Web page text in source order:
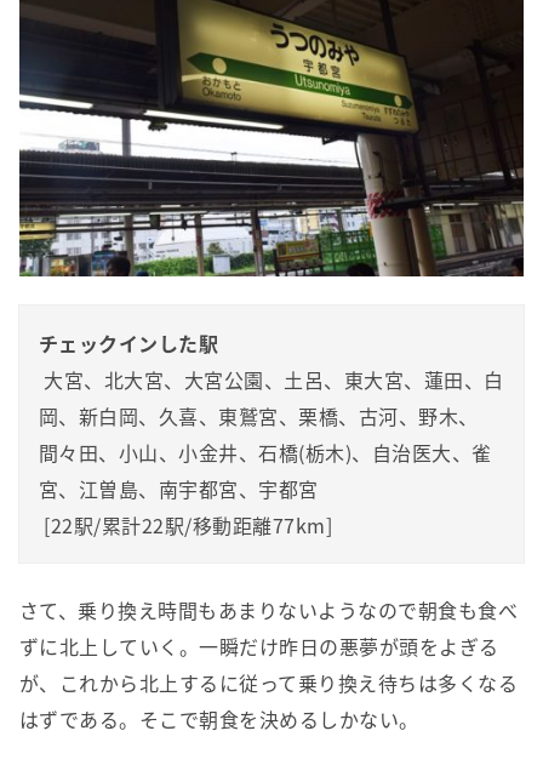
チェックインした駅
岡、新白岡、久喜、東鷲宮、栗橋、古河、野木、
間々田、小山、小金井、石橋(栃木)、自治医大、雀
宮、江曽島、南宇都宮、宇都宮
[22駅/累計22駅/移動距離77km]
さて、乗り換え時間もあまりないようなので朝食も食べ
ずに北上していく。一瞬だけ昨日の悪夢が頭をよぎる
が、これから北上するに従って乗り換え待ちは多くなる
はずである。そこで朝食を決めるしかない。